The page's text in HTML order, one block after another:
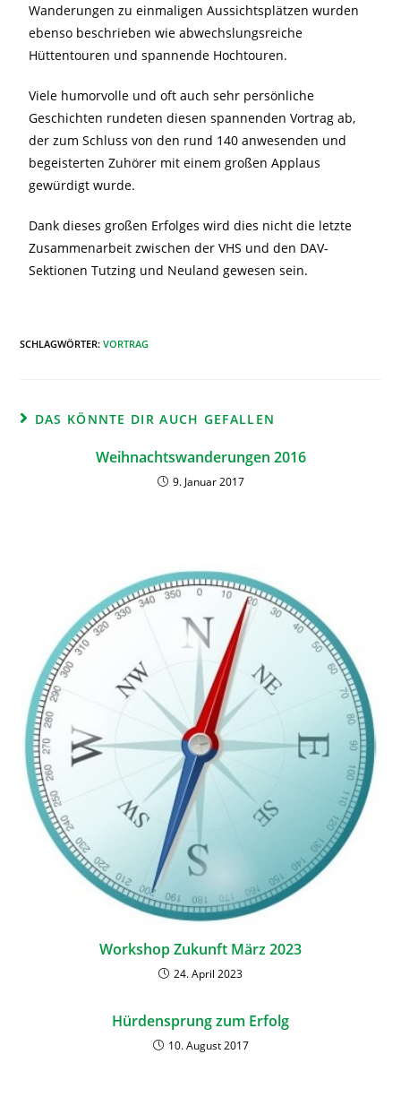
Wanderungen zu einmaligen Aussichtsplätzen wurden
ebenso beschrieben wie abwechslungsreiche
Hüttentouren und spannende Hochtouren.
Viele humorvolle und oft auch sehr persönliche
Geschichten rundeten diesen spannenden Vortrag ab,
der zum Schluss von den rund 140 anwesenden und
begeisterten Zuhörer mit einem großen Applaus
gewürdigt wurde.
Dank dieses großen Erfolges wird dies nicht die letzte
Zusammenarbeit zwischen der VHS und den DAV-
Sektionen Tutzing und Neuland gewesen sein.
SCHLAGWÖRTER:VORTRAG
DAS KÖNNTE DIR AUCH GEFALLEN
Weihnachtswanderungen 2016
9. Januar 2017
Workshop Zukunft März 2023
24. April 2023
Hürdensprung zum Erfolg
10. August 2017